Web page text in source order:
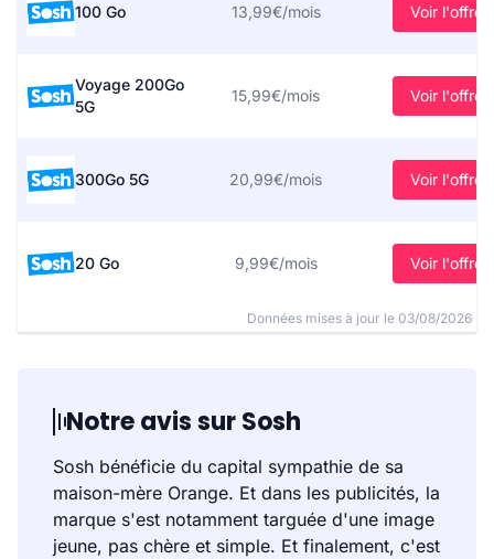
100 Go 13,99€/mois Voir l'offre
Voyage 200Go
5G
15,99€/mois Voir l'offre
300Go 5G 20,99€/mois Voir l'offre
20 Go 9,99€/mois Voir l'offre
Données mises à jour le 03/08/2026
Notre avis sur Sosh
Sosh bénéficie du capital sympathie de sa
maison-mère Orange. Et dans les publicités, la
marque s'est notamment targuée d'une image
jeune, pas chère et simple. Et finalement, c'est